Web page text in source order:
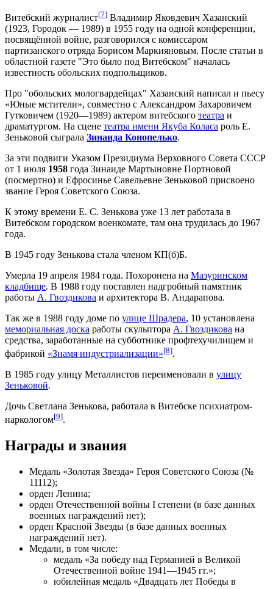
Витебский журналист[7] Владимир Яковдевич Хазанский
(1923, Городок — 1989) в 1955 году на одной конференции,
посвящённой войне, разговорился с комиссаром
партизанского отряда Борисом Маркияновым. После статьи в
областной газете "Это было под Витебском" началась
известность обольских подпольщиков.
Про "обольских мологвардейцах" Хазанский написал и пьесу
«Юные мстители», совместно с Александром Захаровичем
Гутковичем (1920—1989) актером витебского театра и
драматургом. На сцене театра имени Якуба Коласа роль Е.
Зеньковой сыграла Зинаида Конопелько.
За эти подвиги Указом Президиума Верховного Совета СССР
от 1 июля 1958 года Зинаиде Мартыновне Портновой
(посмертно) и Ефросинье Савельевне Зеньковой присвоено
звание Героя Советского Союза.
К этому времени Е. С. Зенькова уже 13 лет работала в
Витебском городском военкомате, там она трудилась до 1967
года.
В 1945 году Зенькова стала членом КП(б)Б.
Умерла 19 апреля 1984 года. Похоронена на Мазуринском
кладбище. В 1988 году поставлен надгробный памятник
работы А. Гвоздикова и архитектора В. Андарапова.
Так же в 1988 году доме по улице Шрадера, 10 установлена
мемориальная доска работы скульптора А. Гвоздикова на
средства, заработанные на субботнике профтехучилищем и
фабрикой «Знамя индустриализации»[8].
В 1985 году улицу Металлистов переименовали в улицу
Зеньковой.
Дочь Светлана Зенькова, работала в Витебске психиатром-
наркологом[9].
Награды и звания
Медаль «Золотая Звезда» Героя Советского Союза (№
11112);
орден Ленина;
орден Отечественной войны I степени (в базе данных
военных награждений нет);
орден Красной Звезды (в базе данных военных
награждений нет).
Медали, в том числе:
медаль «За победу над Германией в Великой
Отечественной войне 1941—1945 гг.»;
юбилейная медаль «Двадцать лет Победы в